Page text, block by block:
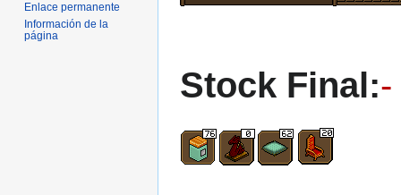
Stock Final:-
Enlace permanente
Información de la
página